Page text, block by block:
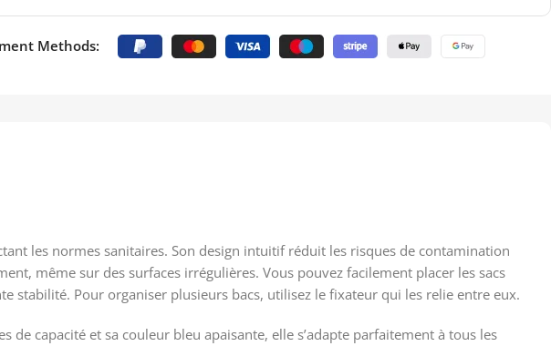
Methods:
les normes sanitaires. Son design intuitif réduit les risques de contamination
même sur des surfaces irrégulières. Vous pouvez facilement placer les sacs
stabilité. Pour organiser plusieurs bacs, utilisez le fixateur qui les relie entre eux.
de capacité et sa couleur bleu apaisante, elle s’adapte parfaitement à tous les